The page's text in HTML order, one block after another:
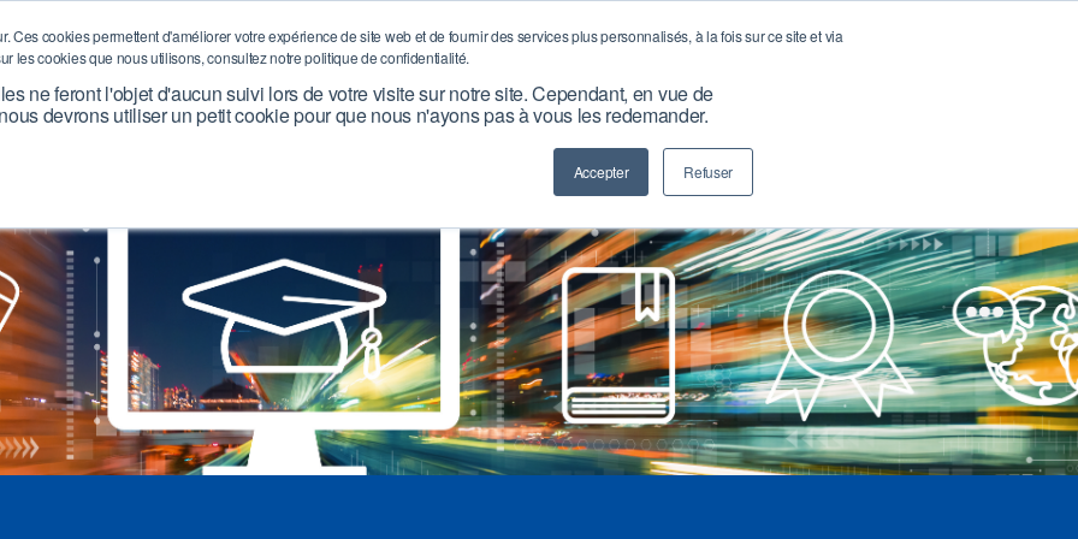
Ces cookies permettent d'améliorer votre expérience de site web et de fournir des services plus personnalisés, à la fois sur ce site et via
les cookies que nous utilisons, consultez notre politique de confidentialité.
ne feront l'objet d'aucun suivi lors de votre visite sur notre site. Cependant, en vue de
devrons utiliser un petit cookie pour que nous n'ayons pas à vous les redemander.
Accepter Refuser
? INDUSTRIES DOC PRODUITS PRODUITS / BOUTIQUE SERVICES RESSOURCES BLOG FAQ
bar